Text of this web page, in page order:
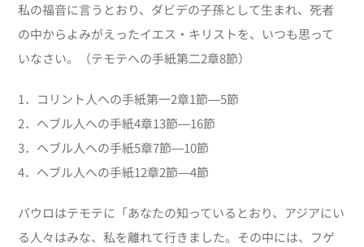
私の福音に言うとおり、ダビデの子孫として生まれ、死者
の中からよみがえったイエス・キリストを、いつも思って
いなさい。（テモテへの手紙第二2章8節）
1．コリント人への手紙第一2章1節―5節
2．ヘブル人への手紙4章13節―16節
3．ヘブル人への手紙5章7節―10節
4．ヘブル人への手紙12章2節―4節
パウロはテモテに「あなたの知っているとおり、アジアにい
る人々はみな、私を離れて行きました。その中には、フゲ